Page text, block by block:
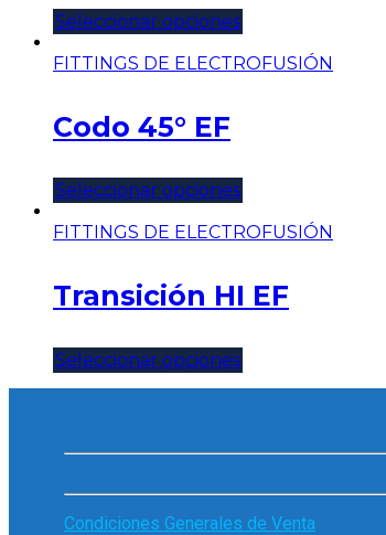
Seleccionar opciones
FITTINGS DE ELECTROFUSIÓN
Codo 45° EF
Seleccionar opciones
FITTINGS DE ELECTROFUSIÓN
Transición HI EF
Seleccionar opciones
Condiciones Generales de Venta